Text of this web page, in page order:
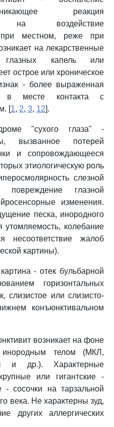
реакция
на воздействие
при местном, реже при
на лекарственные
глазных капель или
острое или хроническое
- более выраженная
в месте контакта с
[1, 2, 3, 12].
"сухого глаза" -
вызванное потерей
и сопровождающееся
этиологическую роль
слезной
глазной
изменения.
песка, инородного
утомляемость, колебание
несоответствие жалоб
картины).
- отек бульбарной
горизонтальных
слизистое или слизисто-
конъюнктивальном
возникает на фоне
инородным телом (МКЛ,
и др.). Характерные
или гигантские -
сосочки на тарзальной
века. Не характерны зуд,
других аллергических